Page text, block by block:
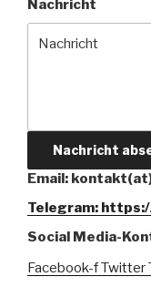
Nachricht
Nachricht
Email:
Telegram:
Social Media-
Facebook-fTwitter